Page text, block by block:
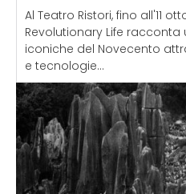
Al Teatro Ristori, fino all'11
Revolutionary Life racconta
iconiche del Novecento
e tecnologie...